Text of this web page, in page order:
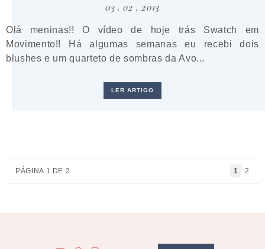
03 . 02 . 2013
Olá meninas!! O vídeo de hoje trás Swatch em
Movimento!! Há algumas semanas eu recebi dois
blushes e um quarteto de sombras da Avo...
LER ARTIGO
PÁGINA 1 DE 2 1 2